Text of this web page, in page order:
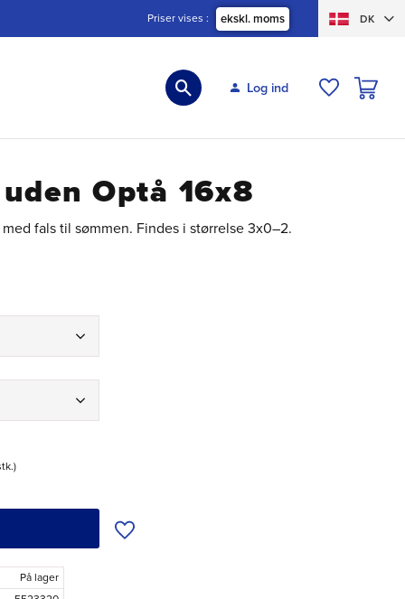
Priser vises ekskl. moms DK
Log ind
Optå 16x8
fals til sømmen. Findes i størrelse 3x0–2.
Tilføj til ønskeliste
På lager